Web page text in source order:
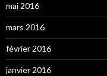
mai 2016
mars 2016
février 2016
janvier 2016